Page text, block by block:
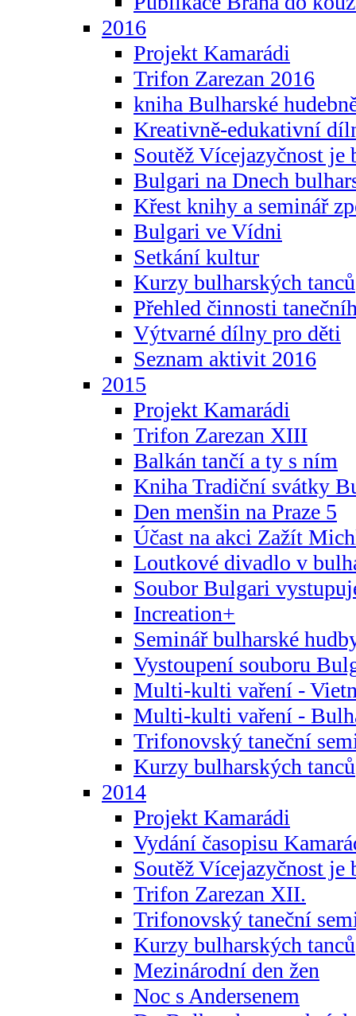
2016
Projekt Kamarádi
Trifon Zarezan 2016
kniha Bulharské
Kreativně-edukativní
Soutěž Vícejazyčnost je
Bulgari na Dnech
Křest knihy a seminář
Bulgari ve Vídni
Setkání kultur
Kurzy bulharských tanců
Přehled činnosti
Výtvarné dílny pro děti
Seznam aktivit 2016
2015
Projekt Kamarádi
Trifon Zarezan XIII
Balkán tančí a ty s ním
Kniha Tradiční svátky
Den menšin na Praze 5
Účast na akci Zažít
Loutkové divadlo v
Soubor Bulgari
Increation+
Seminář bulharské
Vystoupení souboru
Multi-kulti vaření -
Multi-kulti vaření -
Trifonovský taneční
Kurzy bulharských tanců
2014
Projekt Kamarádi
Vydání časopisu
Soutěž Vícejazyčnost je
Trifon Zarezan XII.
Trifonovský taneční
Kurzy bulharských tanců
Mezinárodní den žen
Noc s Andersenem